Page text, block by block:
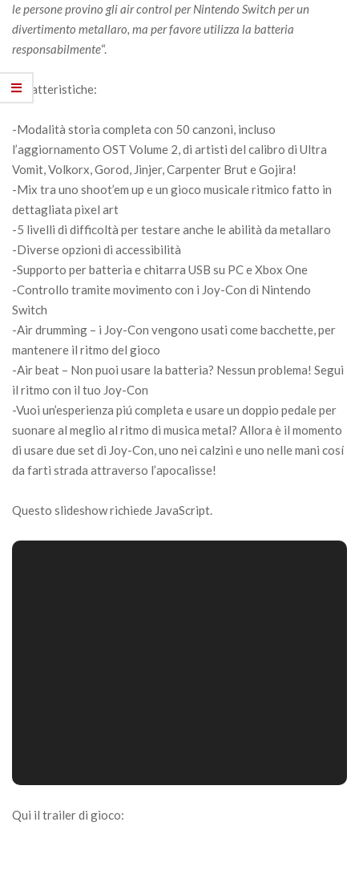
le persone provino gli air control per Nintendo Switch per un
divertimento metallaro, ma per favore utilizza la batteria
responsabilmente“.
Caratteristiche:
-Modalità storia completa con 50 canzoni, incluso
l’aggiornamento OST Volume 2, di artisti del calibro di Ultra
Vomit, Volkorx, Gorod, Jinjer, Carpenter Brut e Gojira!
-Mix tra uno shoot’em up e un gioco musicale ritmico fatto in
dettagliata pixel art
-5 livelli di difficoltà per testare anche le abilità da metallaro
-Diverse opzioni di accessibilità
-Supporto per batteria e chitarra USB su PC e Xbox One
-Controllo tramite movimento con i Joy-Con di Nintendo
Switch
-Air drumming – i Joy-Con vengono usati come bacchette, per
mantenere il ritmo del gioco
-Air beat – Non puoi usare la batteria? Nessun problema! Segui
il ritmo con il tuo Joy-Con
-Vuoi un’esperienza piú completa e usare un doppio pedale per
suonare al meglio al ritmo di musica metal? Allora è il momento
di usare due set di Joy-Con, uno nei calzini e uno nelle mani cosí
da farti strada attraverso l’apocalisse!
Questo slideshow richiede JavaScript.
Qui il trailer di gioco: